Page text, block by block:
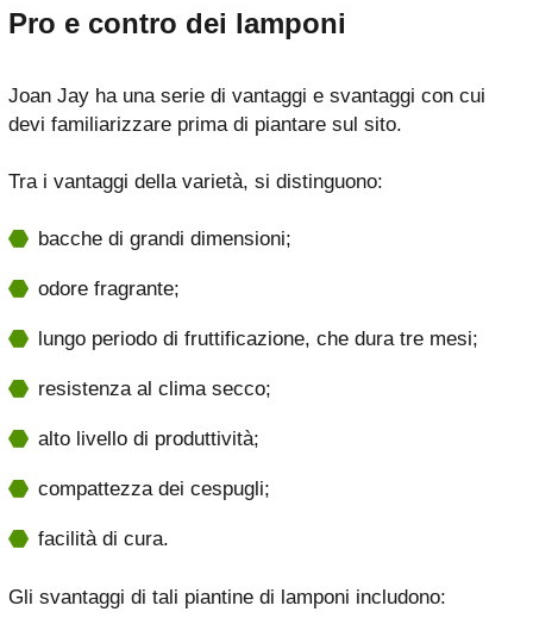
Pro e contro dei lamponi
Joan Jay ha una serie di vantaggi e svantaggi con cui
devi familiarizzare prima di piantare sul sito.
Tra i vantaggi della varietà, si distinguono:
bacche di grandi dimensioni;
odore fragrante;
lungo periodo di fruttificazione, che dura tre mesi;
resistenza al clima secco;
alto livello di produttività;
compattezza dei cespugli;
facilità di cura.
Gli svantaggi di tali piantine di lamponi includono: